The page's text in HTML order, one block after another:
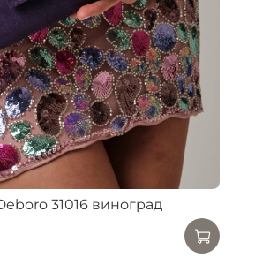
31016 виноград